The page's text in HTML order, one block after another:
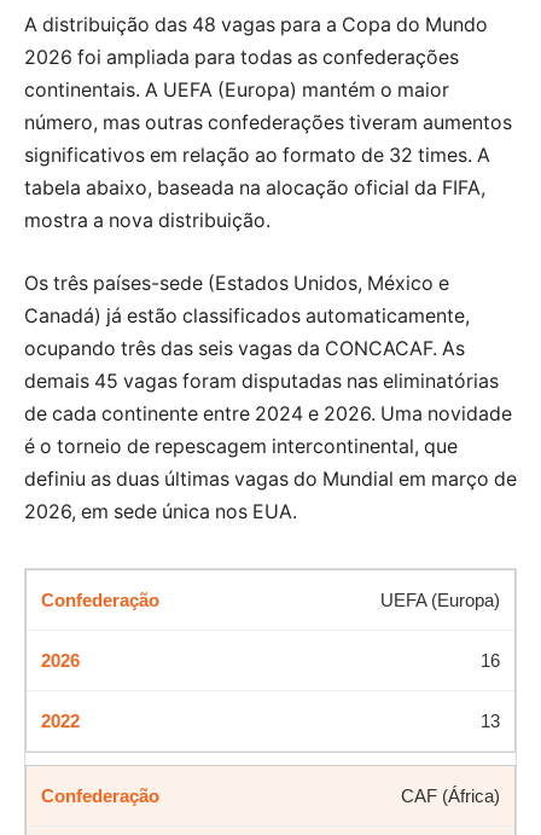
A distribuição das 48 vagas para a Copa do Mundo
2026 foi ampliada para todas as confederações
continentais. A UEFA (Europa) mantém o maior
número, mas outras confederações tiveram aumentos
significativos em relação ao formato de 32 times. A
tabela abaixo, baseada na alocação oficial da FIFA,
mostra a nova distribuição.
Os três países-sede (Estados Unidos, México e
Canadá) já estão classificados automaticamente,
ocupando três das seis vagas da CONCACAF. As
demais 45 vagas foram disputadas nas eliminatórias
de cada continente entre 2024 e 2026. Uma novidade
é o torneio de repescagem intercontinental, que
definiu as duas últimas vagas do Mundial em março de
2026, em sede única nos EUA.
UEFA (Europa)
16
13
CAF (África)